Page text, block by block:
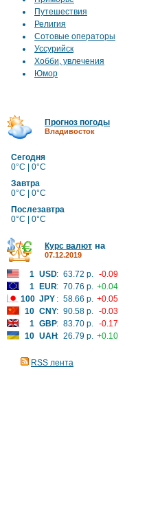
Путешествия
Религия
Сотовые операторы
Уссурийск
Хобби, увлечения
Юмор
Прогноз погоды
Владивосток
Сегодня
0°C | 0°C
Завтра
0°C | 0°C
Послезавтра
0°C | 0°C
Курс валют на
07.12.2019
1 USD: 63.72 р. -0.09
1
EUR: 70.76 р. +0.04
100 JPY : 58.66 р. +0.05
10 CNY: 90.58 р. -0.03
1 GBP: 83.70 р. -0.17
10 UAH: 26.79 р. +0.10
RSS лента